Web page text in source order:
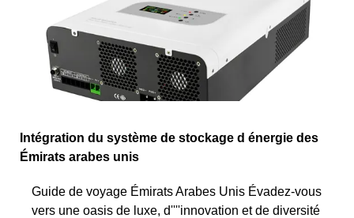
Intégration du système de stockage d énergie des
Émirats arabes unis
Guide de voyage Émirats Arabes Unis Évadez-vous
vers une oasis de luxe, d''''innovation et de diversité